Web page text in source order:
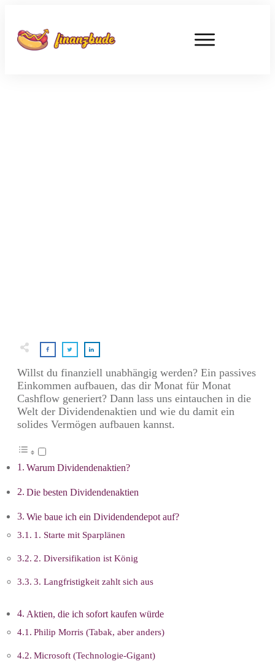
Willst du finanziell unabhängig werden? Ein passives
Einkommen aufbauen, das dir Monat für Monat
Cashflow generiert? Dann lass uns eintauchen in die
Welt der Dividendenaktien und wie du damit ein
solides Vermögen aufbauen kannst.
Warum Dividendenaktien?
Die besten Dividendenaktien
Wie baue ich ein Dividendendepot auf?
1. Starte mit Sparplänen
2. Diversifikation ist König
3. Langfristigkeit zahlt sich aus
Aktien, die ich sofort kaufen würde
Philip Morris (Tabak, aber anders)
Microsoft (Technologie-Gigant)